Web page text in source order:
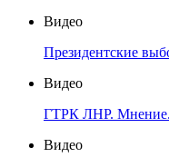
Видео
Президентские
Видео
ГТРК ЛНР. Мнение.
Видео